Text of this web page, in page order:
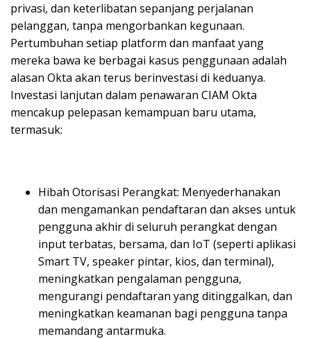
privasi, dan keterlibatan sepanjang perjalanan
pelanggan, tanpa mengorbankan kegunaan.
Pertumbuhan setiap platform dan manfaat yang
mereka bawa ke berbagai kasus penggunaan adalah
alasan Okta akan terus berinvestasi di keduanya.
Investasi lanjutan dalam penawaran CIAM Okta
mencakup pelepasan kemampuan baru utama,
termasuk:
Hibah Otorisasi Perangkat: Menyederhanakan
dan mengamankan pendaftaran dan akses untuk
pengguna akhir di seluruh perangkat dengan
input terbatas, bersama, dan IoT (seperti aplikasi
Smart TV, speaker pintar, kios, dan terminal),
meningkatkan pengalaman pengguna,
mengurangi pendaftaran yang ditinggalkan, dan
meningkatkan keamanan bagi pengguna tanpa
memandang antarmuka.